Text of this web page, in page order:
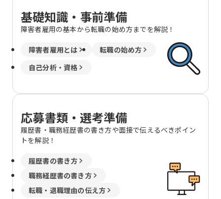
基礎知識・事前準備
障害者雇用の基本から転職の始め方までを解説！
障害者雇用とは
転職の始め方
自己分析・資格
応募書類・選考準備
履歴書・職務経歴書の書き方や面接で伝えるべきポイン
トを解説！
履歴書の書き方
職務経歴書の書き方
転職・退職理由の伝え方